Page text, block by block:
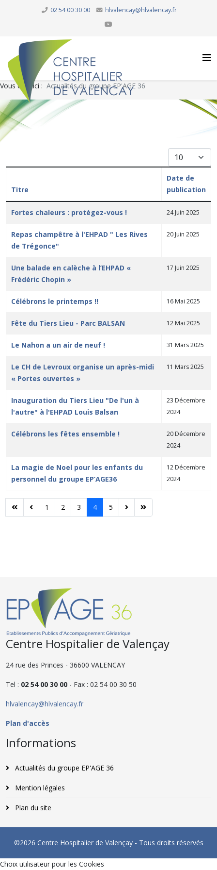
02 54 00 30 00 hlvalencay@hlvalencay.fr
Vous êtes ici : Actualités du groupe EP'AGE 36
Afficher #
Titre
Date de
publication
Fortes chaleurs : protégez-vous ! 24 Juin 2025
Repas champêtre à l'EHPAD " Les Rives
de Trégonce"
20 Juin 2025
Une balade en calèche à l’EHPAD «
Frédéric Chopin »
17 Juin 2025
Célébrons le printemps !! 16 Mai 2025
Fête du Tiers Lieu - Parc BALSAN 12 Mai 2025
Le Nahon a un air de neuf ! 31 Mars 2025
Le CH de Levroux organise un après-midi
« Portes ouvertes »
11 Mars 2025
Inauguration du Tiers Lieu "De l'un à
l'autre" à l'EHPAD Louis Balsan
23 Décembre
2024
Célébrons les fêtes ensemble !
20 Décembre
2024
La magie de Noel pour les enfants du
personnel du groupe EP’AGE36
12 Décembre
2024
1 2 3 4 5
Centre Hospitalier de Valençay
24 rue des Princes - 36600 VALENCAY
Tel : 02 54 00 30 00 - Fax : 02 54 00 30 50
hlvalencay@hlvalencay.fr
Plan d'accès
Informations
Actualités du groupe EP'AGE 36
Mention légales
Plan du site
©2026 Centre Hospitalier de Valençay - Tous droits réservés
Choix utilisateur pour les Cookies